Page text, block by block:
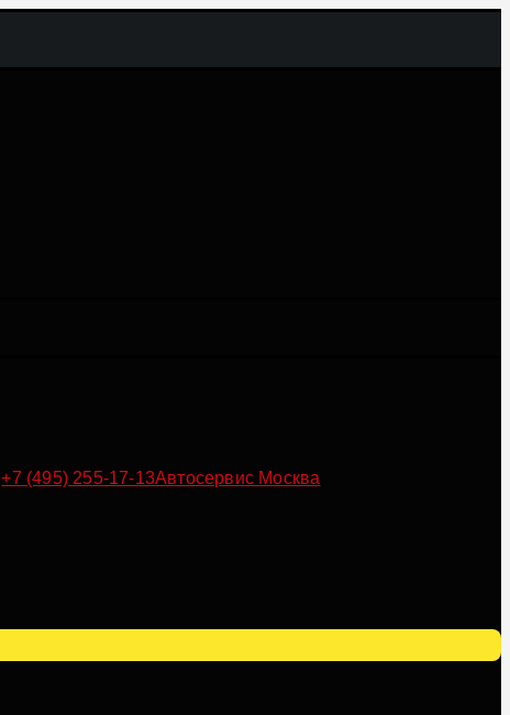
+7 (495) 255-17-13Автосервис Москва